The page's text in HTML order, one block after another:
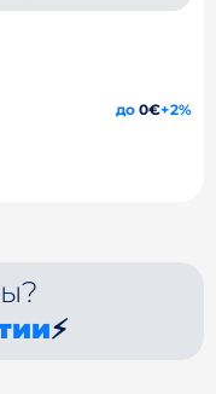
до0€+2%
⚡